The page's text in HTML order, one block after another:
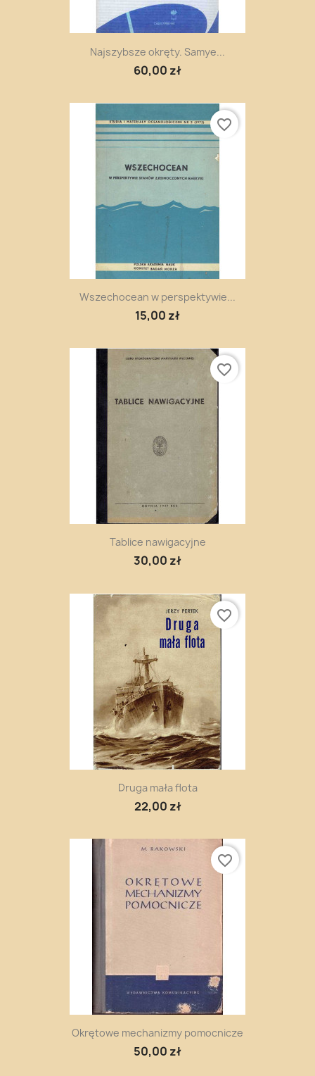
Najszybsze okręty. Samye...
60,00 zł
Wszechocean w perspektywie...
15,00 zł
favorite_border
Tablice nawigacyjne
30,00 zł
favorite_border
Druga mała flota
22,00 zł
favorite_border
Okrętowe mechanizmy pomocnicze
50,00 zł
favorite_border